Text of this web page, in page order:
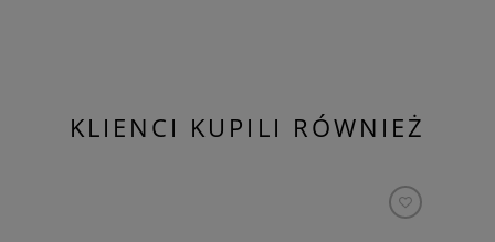
KLIENCI KUPILI RÓWNIEŻ